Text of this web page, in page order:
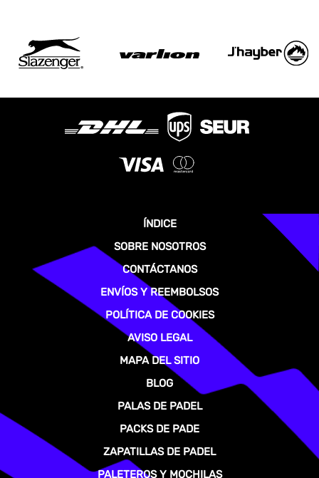
ÍNDICE
SOBRE NOSOTROS
CONTÁCTANOS
ENVÍOS Y REEMBOLSOS
POLÍTICA DE COOKIES
AVISO LEGAL
MAPA DEL SITIO
BLOG
PALAS DE PADEL
PACKS DE PADE
ZAPATILLAS DE PADEL
PALETEROS Y MOCHILAS